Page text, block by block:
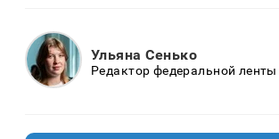
Ульяна Сенько
Редактор федеральной ленты